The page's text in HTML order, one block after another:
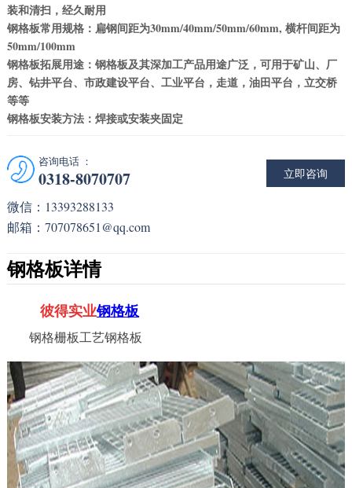
装和清扫，经久耐用
钢格板常用规格：扁钢间距为30mm/40mm/50mm/60mm, 横杆间距为
50mm/100mm
钢格板拓展用途：钢格板及其深加工产品用途广泛，可用于矿山、厂
房、钻井平台、市政建设平台、工业平台，走道，油田平台，立交桥
等等
钢格板安装方法：焊接或安装夹固定
立即咨询
咨询电话 ：
0318-8070707
微信：13393288133
邮箱：707078651@qq.com
钢格板详情
彼得实业钢格板
钢格栅板工艺钢格板